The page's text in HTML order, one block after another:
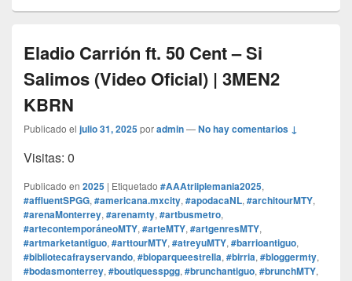
Eladio Carrión ft. 50 Cent – Si
Salimos (Video Oficial) | 3MEN2
KBRN
Publicado el julio 31, 2025poradmin—No hay comentarios ↓
Visitas: 0
Publicado en 2025 | Etiquetado #AAAtriiplemania2025,
#affluentSPGG, #americana.mxcity, #apodacaNL, #architourMTY,
#arenaMonterrey, #arenamty, #artbusmetro,
#artecontemporáneoMTY, #arteMTY, #artgenresMTY,
#artmarketantiguo, #arttourMTY, #atreyuMTY, #barrioantiguo,
#bibliotecafrayservando, #bioparqueestrella, #birria, #bloggermty,
#bodasmonterrey, #boutiquesspgg, #brunchantiguo, #brunchMTY,